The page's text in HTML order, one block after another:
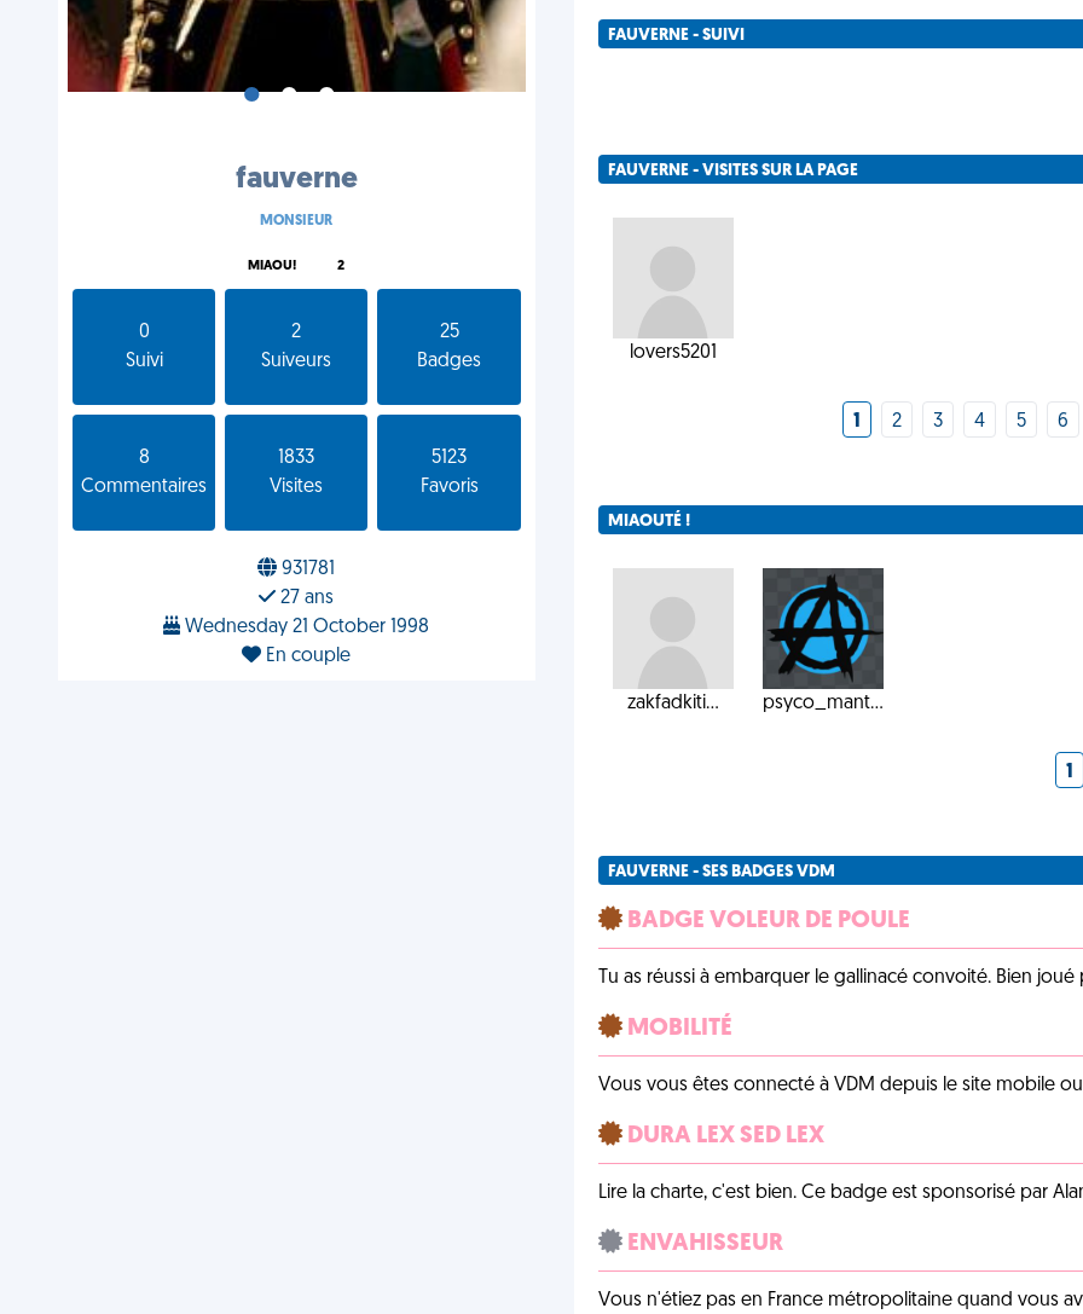
• • •
fauverne
MONSIEUR
MIAOU! 2
0
Suivi
2
Suiveurs
25
Badges
8
Commentaires
1833
Visites
5123
Favoris
931781
27 ans
Wednesday 21 October 1998
En couple
FAUVERNE - SUIVI
FAUVERNE - VISITES SUR LA PAGE
lovers5201
1 2 3 4 5 6
MIAOUTÉ !
zakfadkiti... psyco_mant...
1
FAUVERNE - SES BADGES VDM
BADGE VOLEUR DE POULE
Tu as réussi à embarquer le gallinacé convoité. Bien
MOBILITÉ
Vous vous êtes connecté à VDM depuis le site mobile
DURA LEX SED LEX
Lire la charte, c'est bien. Ce badge est sponsorisé par
ENVAHISSEUR
Vous n'étiez pas en France métropolitaine quand vous